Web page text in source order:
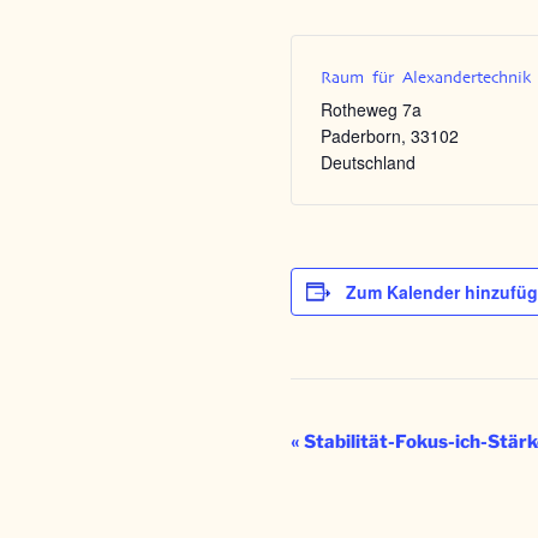
Raum für Alexandertechnik
Rotheweg 7a
Paderborn, 33102
Deutschland
Zum Kalender
V
« Stabilität-Fokus-ich-